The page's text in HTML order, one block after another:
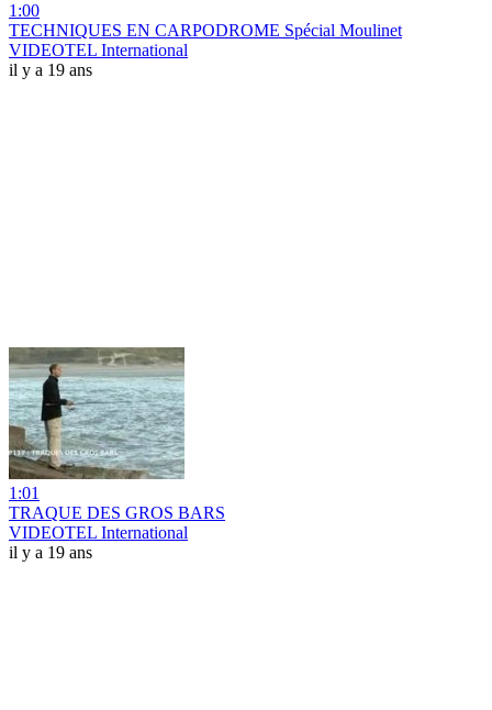
1:00
TECHNIQUES EN CARPODROME Spécial Moulinet
VIDEOTEL International
il y a 19 ans
1:01
TRAQUE DES GROS BARS
VIDEOTEL International
il y a 19 ans